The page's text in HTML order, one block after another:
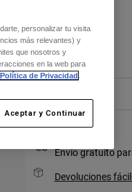
Envío gratuito
Devoluciones
personalizar tu visita
más relevantes) y
que nosotros y
en la web para
Política de Privacidad
Aceptar y Continuar